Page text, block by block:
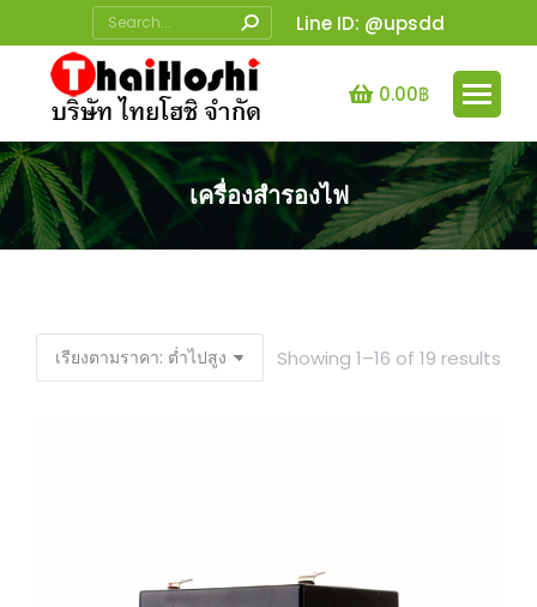
Search: Line ID: @upsdd
0.00฿
เครื่องสำรองไฟ
You are here:
Showing 1–16 of 19 results